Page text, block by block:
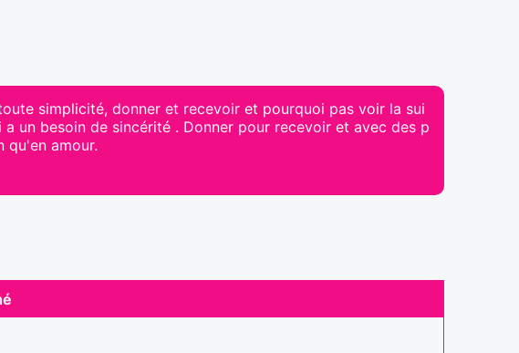
simplicité, donner et recevoir et pourquoi pas voir la sui
un besoin de sincérité . Donner pour recevoir et avec des p
qu'en amour.